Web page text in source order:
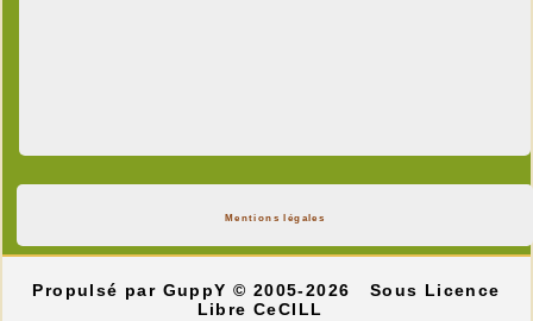
Mentions légales
Propulsé par GuppY© 2005-2026
Sous Licence
Libre CeCILL